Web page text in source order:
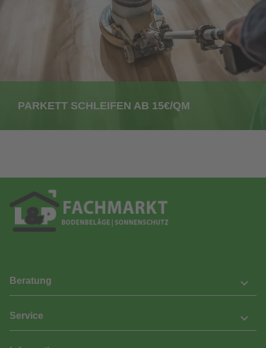
PARKETT SCHLEIFEN AB 15€/QM
Beratung
Service